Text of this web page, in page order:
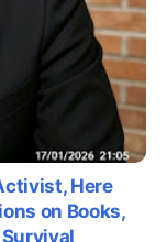
Here
on Books,